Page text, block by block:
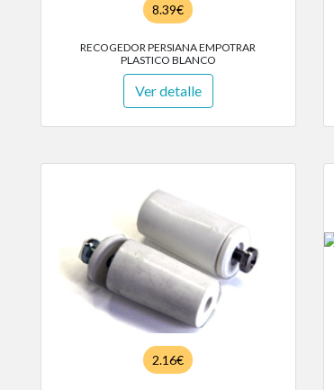
8.39€
RECOGEDOR PERSIANA EMPOTRAR
PLASTICO BLANCO
Ver detalle
2.16€